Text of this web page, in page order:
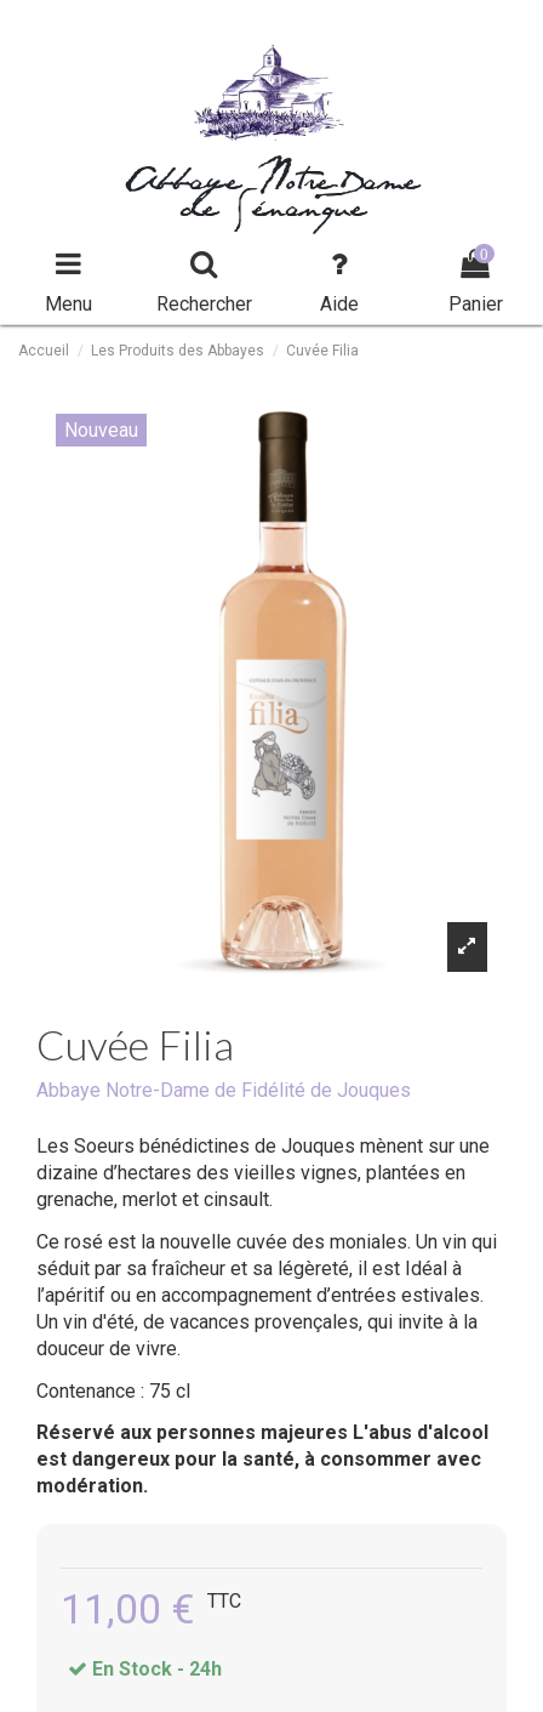
Abbaye Notre-Dame
de Sénanque
Menu Rechercher Aide
0
Panier
Accueil Les Produits des Abbayes Cuvée Filia
Nouveau
Cuvée Filia
Abbaye Notre-Dame de Fidélité de Jouques
Les Soeurs bénédictines de Jouques mènent sur une
dizaine d’hectares des vieilles vignes, plantées en
grenache, merlot et cinsault.
Ce rosé est la nouvelle cuvée des moniales. Un vin qui
séduit par sa fraîcheur et sa légèreté, il est Idéal à
l’apéritif ou en accompagnement d’entrées estivales.
Un vin d'été, de vacances provençales, qui invite à la
douceur de vivre.
Contenance : 75 cl
Réservé aux personnes majeures L'abus d'alcool
est dangereux pour la santé, à consommer avec
modération.
11,00 € TTC
En Stock - 24h